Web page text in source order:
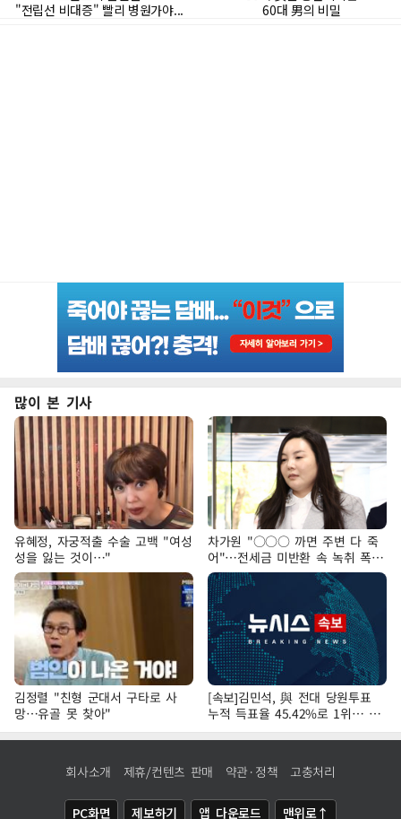
많이 본 기사
유혜정, 자궁적출 수술 고백 "여성
성을 잃는 것이…"
차가원 "○○○ 까면 주변 다 죽
어"…전세금 미반환 속 녹취 폭로
파장
김정렬 "친형 군대서 구타로 사
망…유골 못 찾아"
[속보]김민석, 與 전대 당원투표
누적 득표율 45.42%로 1위… 정
청래 44.56%
회사소개 제휴/컨텐츠 판매 약관·정책 고충처리
PC화면 제보하기 앱 다운로드 맨위로↑